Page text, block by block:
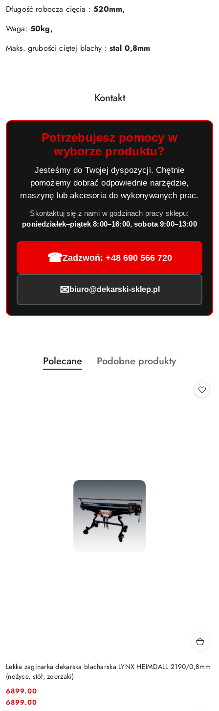
Długość robocza cięcia : 520mm,
Waga: 50kg,
Maks. grubości ciętej blachy : stal 0,8mm
Kontakt
Potrzebujesz pomocy w
wyborze produktu?
Jesteśmy do Twojej dyspozycji. Chętnie
pomożemy dobrać odpowiednie narzędzie,
maszynę lub akcesoria do wykonywanych prac.
Skontaktuj się z nami w godzinach pracy sklepu:
poniedziałek–piątek 8:00–16:00, sobota 9:00–13:00
☎Zadzwoń: +48 690 566 720
✉ biuro@dekarski-sklep.pl
Pomiń karuzelę produktów
Produkty
o
Polecane
Produkty
Podobne produkty
Lekka zaginarka dekarska blacharska LYNX HEIMDALL 2190/0,8mm
(nożyce, stół, zderzaki)
Cena:
6899.00
Cena:
6899.00